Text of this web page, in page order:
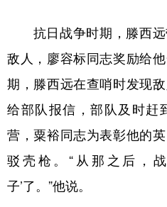
Deutsch Português
抗日战争时期，滕西远
敌人，廖容标同志奖励给
期，滕西远在查哨时发现
给部队报信，部队及时赶
营，粟裕同志为表彰他的
驳壳枪。“从那之后，
子’了。”他说。